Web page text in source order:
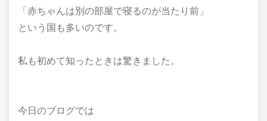
「赤ちゃんは別の部屋で寝るのが当たり前」
という国も多いのです。
私も初めて知ったときは驚きました。
今日のブログでは